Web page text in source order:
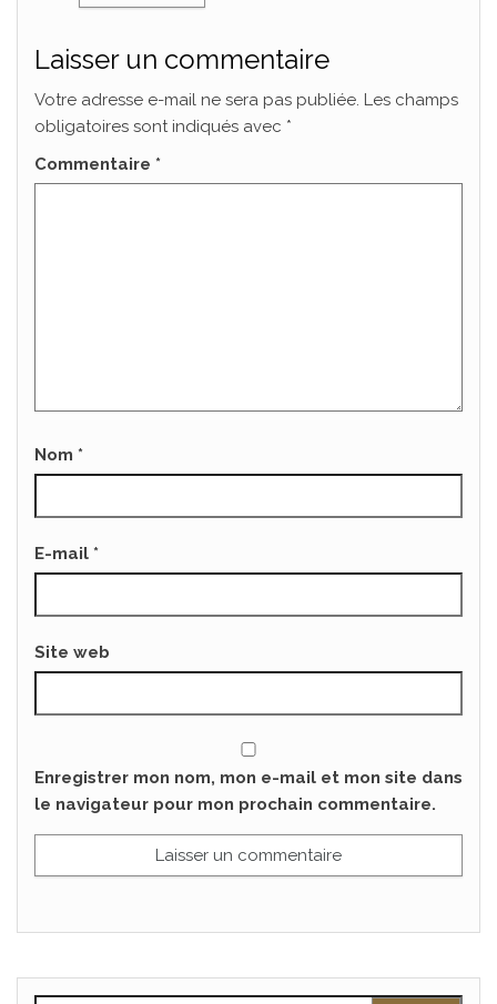
Laisser un commentaire
Votre adresse e-mail ne sera pas publiée. Les champs
obligatoires sont indiqués avec *
Commentaire *
Nom *
E-mail *
Site web
Enregistrer mon nom, mon e-mail et mon site dans
le navigateur pour mon prochain commentaire.